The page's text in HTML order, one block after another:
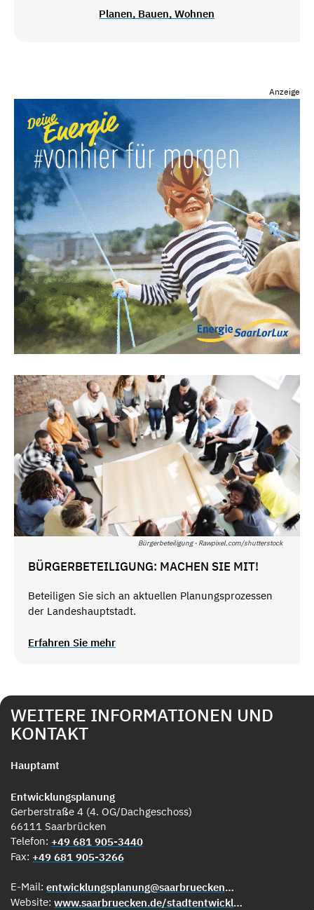
Planen, Bauen, Wohnen
Anzeige
Bürgerbeteiligung - Rawpixel.com/shutterstock
BÜRGERBETEILIGUNG: MACHEN SIE MIT!
Beteiligen Sie sich an aktuellen Planungsprozessen
der Landeshauptstadt.
Erfahren Sie mehr
WEITERE INFORMATIONEN UND
KONTAKT
Hauptamt
Entwicklungsplanung
Gerberstraße 4 (4. OG/Dachgeschoss)
66111 Saarbrücken
Telefon: +49 681 905-3440
Fax: +49 681 905-3266
E-Mail:
entwicklungsplanung@saarbruecken.de
Website:
www.saarbruecken.de/stadtentwicklung